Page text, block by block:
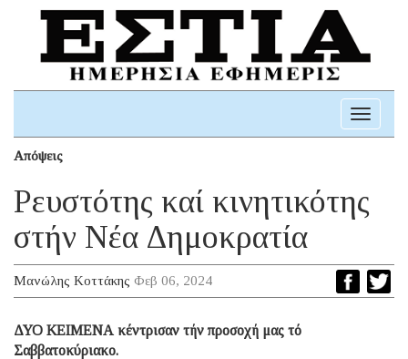
Toggle
Απόψεις
Ρευστότης καί κινητικότης
στήν Νέα Δημοκρατία
Μανώλης Κοττάκης Φεβ 06, 2024
ΔΥΟ ΚΕΙΜΕΝΑ κέντρισαν τήν προσοχή μας τό
Σαββατοκύριακο.